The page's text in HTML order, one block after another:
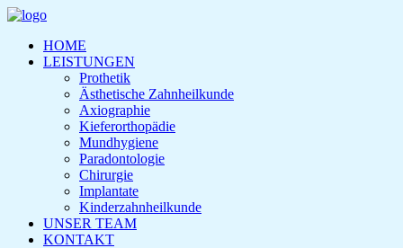
HOME
LEISTUNGEN
Prothetik
Ästhetische Zahnheilkunde
Axiographie
Kieferorthopädie
Mundhygiene
Paradontologie
Chirurgie
Implantate
Kinderzahnheilkunde
UNSER TEAM
KONTAKT